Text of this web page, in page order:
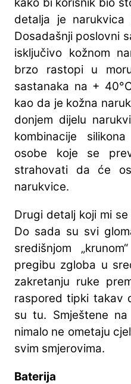
detalja je
Dosadašnji poslovni
isključivo kožnom
brzo rastopi u
sastanaka na +
kao da je kožna
donjem dijelu
kombinacije
osobe koje se
strahovati da će
narukvice.
Drugi detalj koji mi
Do sada su svi
središnjom
pregibu zgloba u
zakretanju ruke
raspored tipki takav
su tu. Smještene
nimalo ne ometaju
svim smjerovima.
Baterija